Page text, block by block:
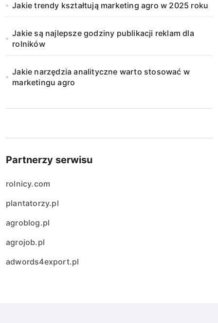
Jakie trendy kształtują marketing agro w 2025 roku
Jakie są najlepsze godziny publikacji reklam dla
rolników
Jakie narzędzia analityczne warto stosować w
marketingu agro
Partnerzy serwisu
rolnicy.com
plantatorzy.pl
agroblog.pl
agrojob.pl
adwords4export.pl